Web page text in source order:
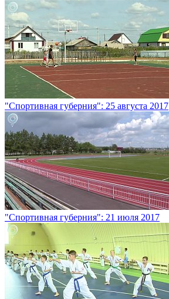
"Спортивная губерния": 25 августа 2017
"Спортивная губерния": 21 июля 2017